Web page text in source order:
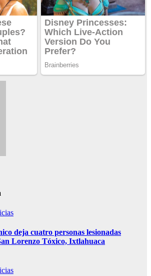
deja cuatro personas lesionadas
Lorenzo Tóxico, Ixtlahuaca